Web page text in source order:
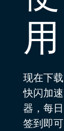
用
现在下载
快闪加速
器，每日
签到即可